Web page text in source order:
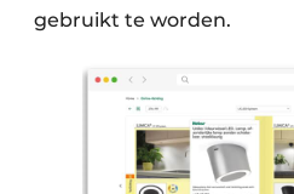
gebruikt te worden.